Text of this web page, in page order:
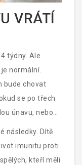
VRÁTÍ
týdny. Ale
normální.
bude chovat
se po třech
únavu, nebo
pediatra.
následky. Dítě
imunitu proti
kteří měli